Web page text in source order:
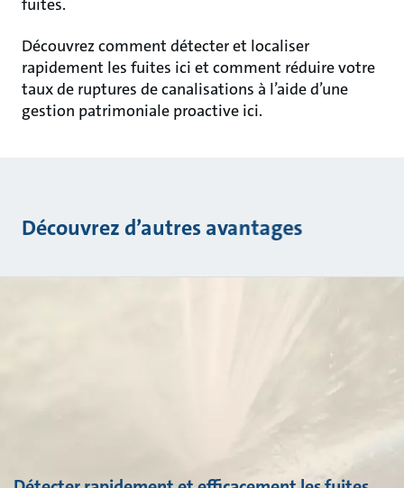
fuites.
Découvrez comment détecter et localiser
rapidement les fuites ici et comment réduire votre
taux de ruptures de canalisations à l’aide d’une
gestion patrimoniale proactive ici.
Découvrez d’autres avantages